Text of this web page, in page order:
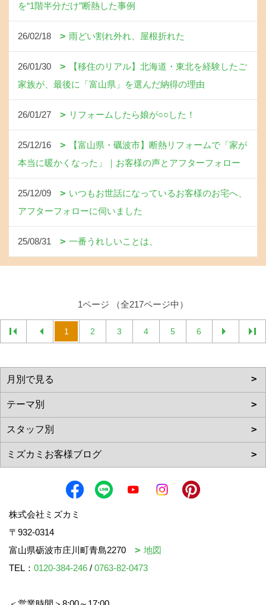
を“1階半分だけ”断熱した事例
26/02/18 雨どい割れ外れ、屋根折れた
26/01/30
【移住のリアル】北海道・東北を経験したご
家族が、最後に「富山県」を選んだ納得の理由
26/01/27 リフォームしたら娘が○○した！
25/12/16
【富山県・礪波市】断熱リフォームで「家が
本当に暖かくなった」｜お客様の声とアフターフォロー
25/12/09
いつもお世話になっているお客様のお宅へ、
アフターフォローに伺いました
25/08/31 一番うれしいことは、
1ページ （全217ページ中）
1 2 3 4 5 6
株式会社ミズカミ
〒932-0314
富山県砺波市庄川町青島2270
地図
TEL： 0120-384-246 / 0763-82-0473